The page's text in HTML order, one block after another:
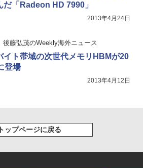
だ「Radeon HD 7990」
2013年4月24日
後藤弘茂のWeekly海外ニュース
イト帯域の次世代メモリHBMが20
登場
2013年4月12日
トップページに戻る